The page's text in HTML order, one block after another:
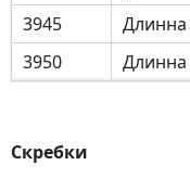
3945
Длинна
3950
Скребки